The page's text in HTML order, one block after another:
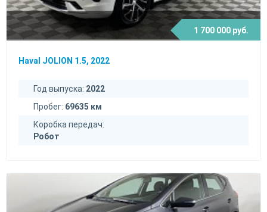
1 700 000 руб.
Haval JOLION 1.5, 2022
Год выпуска: 2022
Пробег: 69635 км
Коробка передач:
Робот